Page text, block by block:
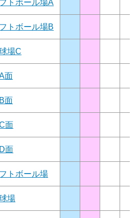
トボール場A
トボール場B
場C
面
面
面
面
トボール場
場